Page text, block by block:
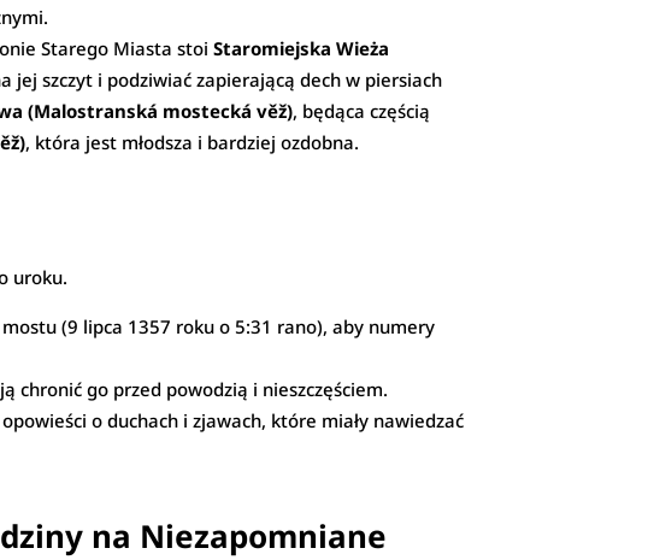
Starego Miasta stoiStaromiejska Wieża
jej szczyt i podziwiać zapierającą dech w piersiach
(Malostranská mostecká věž), będąca częścią
, która jest młodsza i bardziej ozdobna.
uroku.
(9 lipca 1357 roku o 5:31 rano), aby numery
chronić go przed powodzią i nieszczęściem.
o duchach i zjawach, które miały nawiedzać
na Niezapomniane